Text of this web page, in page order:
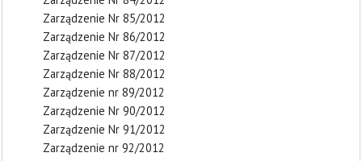
Zarządzenie Nr 85/2012
Zarządzenie Nr 86/2012
Zarządzenie Nr 87/2012
Zarządzenie Nr 88/2012
Zarządzenie nr 89/2012
Zarządzenie Nr 90/2012
Zarządzenie Nr 91/2012
Zarządzenie nr 92/2012